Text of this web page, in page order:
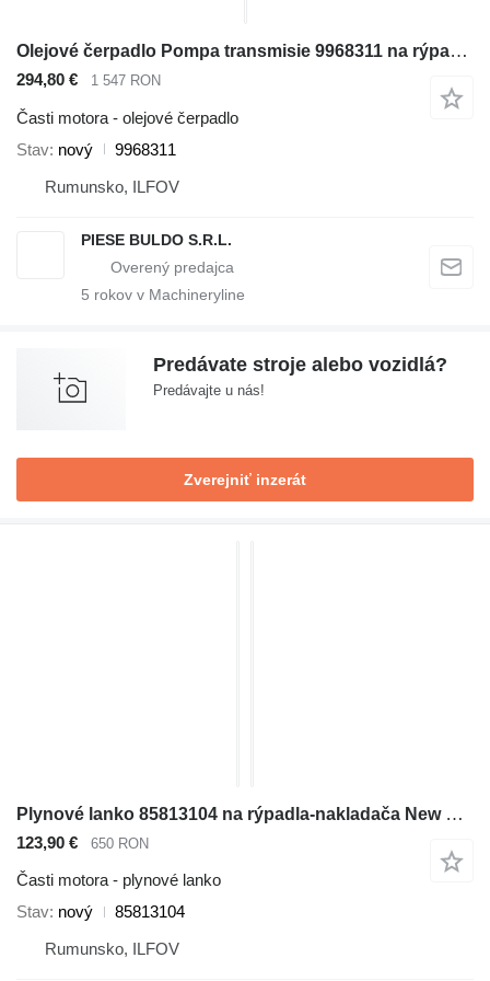
Olejové čerpadlo Pompa transmisie 9968311 na rýpadla-nakladača New Holland LB75.B , B110B , B100B , LM415A , LB90.B , LM430 , LM435A , LM445A , 655E , B90B , LM640 , NH85TLB B95B , LB75 , 555E , LB75CP , LB90 , 575E , 675E , LB95 , B95BLR , LB110 , B110 , B110 TIER 3 , LB110.B , B95 , B95LR , B95TC - 9968311
294,80 € 1 547 RON
Časti motora - olejové čerpadlo
Stav nový
9968311
Rumunsko, ILFOV
PIESE BULDO S.R.L.
5 rokov v Machineryline
Predávate stroje alebo vozidlá?
Predávajte u nás!
Zverejniť inzerát
Plynové lanko 85813104 na rýpadla-nakladača New Holland 555E, 575E, 655E, 675E, B90B, B110, B110B, LB110, LB110B, LB115, LB115B, LB75B, LB75CP, LB85, LB90, LB90BLB95, LB95B, NH75TLB, NH85TLB, NH95TLB
123,90 € 650 RON
Časti motora - plynové lanko
Stav nový
85813104
Rumunsko, ILFOV